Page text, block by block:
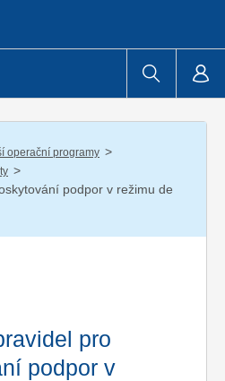
operační programy /
/
podpor v režimu de
pro
podpor v